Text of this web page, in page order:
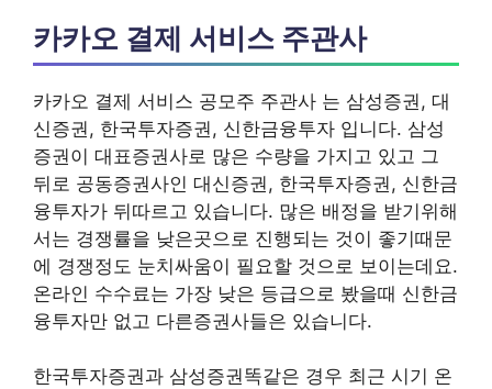
카카오 결제 서비스 주관사
카카오 결제 서비스 공모주 주관사 는 삼성증권, 대
신증권, 한국투자증권, 신한금융투자 입니다. 삼성
증권이 대표증권사로 많은 수량을 가지고 있고 그
뒤로 공동증권사인 대신증권, 한국투자증권, 신한금
융투자가 뒤따르고 있습니다. 많은 배정을 받기위해
서는 경쟁률을 낮은곳으로 진행되는 것이 좋기때문
에 경쟁정도 눈치싸움이 필요할 것으로 보이는데요.
온라인 수수료는 가장 낮은 등급으로 봤을때 신한금
융투자만 없고 다른증권사들은 있습니다.
한국투자증권과 삼성증권똑같은 경우 최근 시기 온